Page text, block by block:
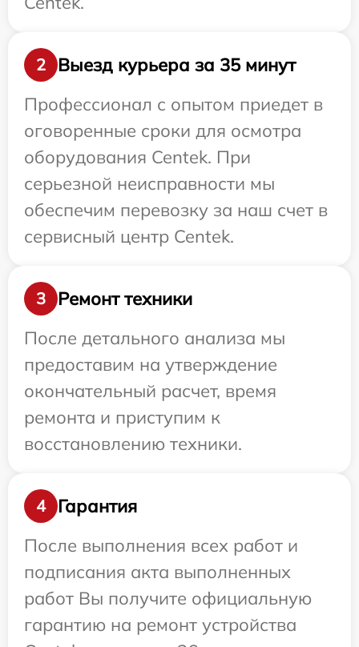
2
Выезд курьера за 35 минут
Профессионал с опытом приедет в
оговоренные сроки для осмотра
оборудования Centek. При
серьезной неисправности мы
обеспечим перевозку за наш счет в
сервисный центр Centek.
3
Ремонт техники
После детального анализа мы
предоставим на утверждение
окончательный расчет, время
ремонта и приступим к
восстановлению техники.
4
Гарантия
После выполнения всех работ и
подписания акта выполненных
работ Вы получите официальную
гарантию на ремонт устройства